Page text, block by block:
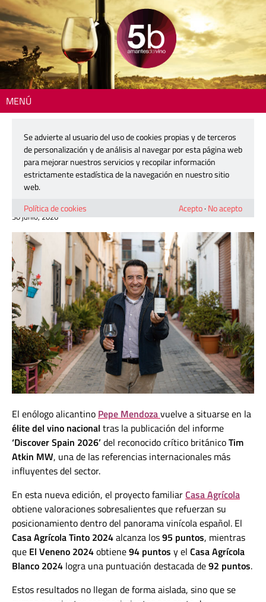
MENÚ
grandes nombres del vino español
Tim Atkin sitúa de nuevo a Pepe
Mendoza entre los grandes nombres
del vino español
30 junio, 2026
El enólogo alicantino Pepe Mendozavuelve a situarse en la
élite del vino nacional tras la publicación del informe
‘Discover Spain 2026’del reconocido crítico británicoTim
Atkin MW, una de las referencias internacionales más
influyentes del sector.
En esta nueva edición, el proyecto familiarCasa Agrícola
obtiene valoraciones sobresalientes que refuerzan su
posicionamiento dentro del panorama vinícola español. El
Casa Agrícola Tinto 2024alcanza los95 puntos, mientras
que El Veneno 2024obtiene94 puntos y el Casa Agrícola
Blanco 2024 logra una puntuación destacada de92 puntos.
Estos resultados no llegan de forma aislada, sino que se
Se advierte al usuario del uso de cookies propias y de terceros
de personalización y de análisis al navegar por esta página web
para mejorar nuestros servicios y recopilar información
estrictamente estadística de la navegación en nuestro sitio
web.
Política de cookies
Acepto· No acepto